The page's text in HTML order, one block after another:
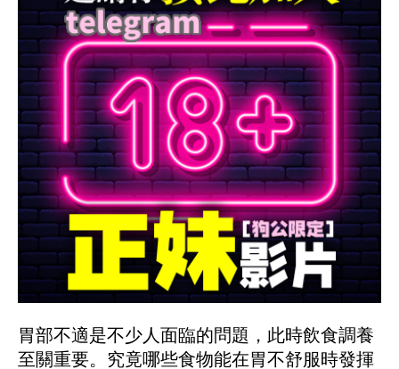
胃部不適是不少人面臨的問題，此時飲食調養
至關重要。究竟哪些食物能在胃不舒服時發揮